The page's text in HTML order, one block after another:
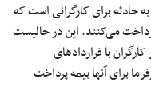
حادثه برای کارگرانی است که
می‌کنند. این در حالیست
با قراردادهای
برای آنها بیمه پرداخت